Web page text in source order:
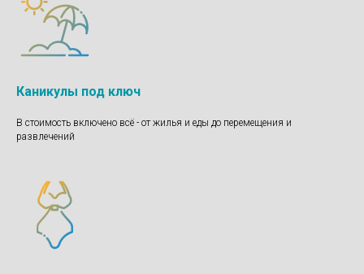
Каникулы под ключ
В стоимость включено всё - от жилья и еды до перемещения и
развлечений